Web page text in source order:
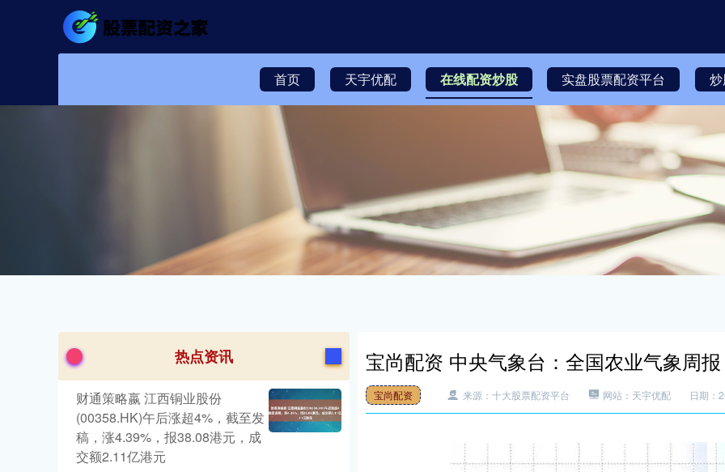
首页 天宇优配 在线配资炒股 实盘股票配资平台
宝尚配资 中央气象台：全国农业气象周
宝尚配资 来源：十大股票配资平台 网站：天宇优配 日期：
热点资讯
财通策略嬴 江西铜业股份
(00358.HK)午后涨超4%，截至发
稿，涨4.39%，报38.08港元，成
交额2.11亿港元